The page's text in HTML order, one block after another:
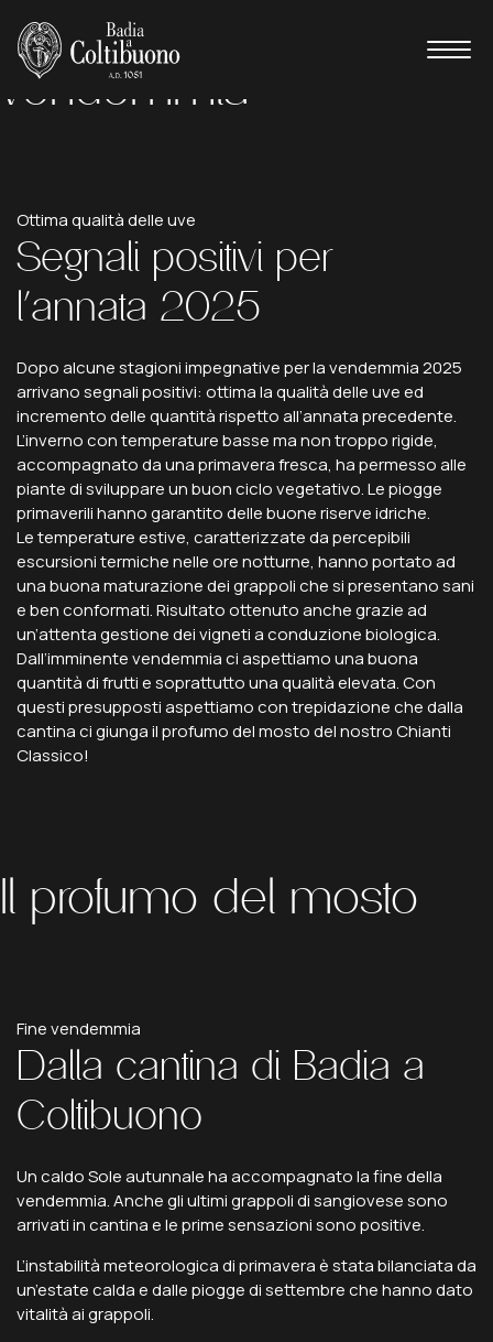
Aspettando la
vendemmia
Ottima qualità delle uve
Segnali positivi per
l'annata 2025
Dopo alcune stagioni impegnative per la vendemmia 2025
arrivano segnali positivi: ottima la qualità delle uve ed
incremento delle quantità rispetto all’annata precedente.
L’inverno con temperature basse ma non troppo rigide,
accompagnato da una primavera fresca, ha permesso alle
piante di sviluppare un buon ciclo vegetativo. Le piogge
primaverili hanno garantito delle buone riserve idriche.
Le temperature estive, caratterizzate da percepibili
escursioni termiche nelle ore notturne, hanno portato ad
una buona maturazione dei grappoli che si presentano sani
e ben conformati. Risultato ottenuto anche grazie ad
un’attenta gestione dei vigneti a conduzione biologica.
Dall’imminente vendemmia ci aspettiamo una buona
quantità di frutti e soprattutto una qualità elevata. Con
questi presupposti aspettiamo con trepidazione che dalla
cantina ci giunga il profumo del mosto del nostro Chianti
Classico!
Il profumo del mosto
Fine vendemmia
Dalla cantina di Badia a
Coltibuono
Un caldo Sole autunnale ha accompagnato la fine della
vendemmia. Anche gli ultimi grappoli di sangiovese sono
arrivati in cantina e le prime sensazioni sono positive.
L’instabilità meteorologica di primavera è stata bilanciata da
un’estate calda e dalle piogge di settembre che hanno dato
vitalità ai grappoli.